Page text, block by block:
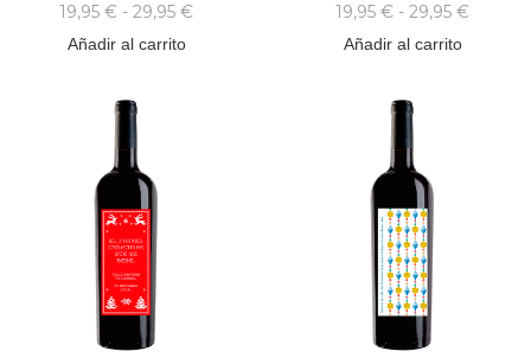
19,95 € - 29,95 €
Añadir al carrito
19,95 € - 29,95 €
Añadir al carrito